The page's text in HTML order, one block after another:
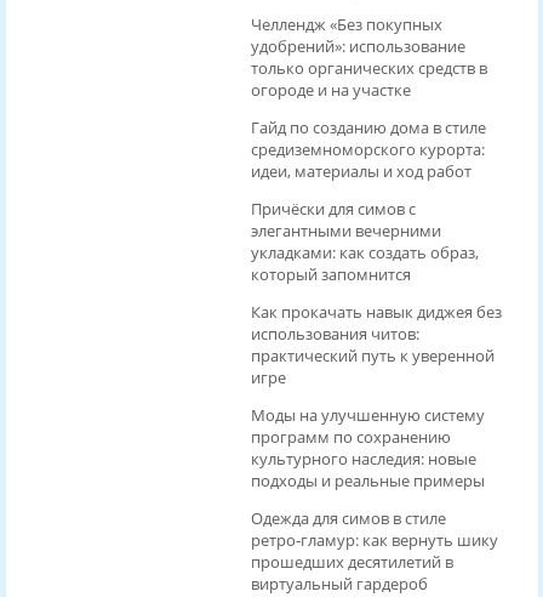
Челлендж «Без покупных
удобрений»: использование
только органических средств в
огороде и на участке
Гайд по созданию дома в стиле
средиземноморского курорта:
идеи, материалы и ход работ
Причёски для симов с
элегантными вечерними
укладками: как создать образ,
который запомнится
Как прокачать навык диджея без
использования читов:
практический путь к уверенной
игре
Моды на улучшенную систему
программ по сохранению
культурного наследия: новые
подходы и реальные примеры
Одежда для симов в стиле
ретро‑гламур: как вернуть шику
прошедших десятилетий в
виртуальный гардероб